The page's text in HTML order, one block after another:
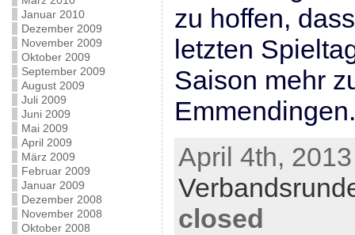
Januar 2010
Dezember 2009
November 2009
Oktober 2009
September 2009
August 2009
Juli 2009
Juni 2009
Mai 2009
April 2009
März 2009
Februar 2009
Januar 2009
Dezember 2008
November 2008
Oktober 2008
zu hoffen,
letzten
Saison mehr
Emmendingen.
April 4th,
closed